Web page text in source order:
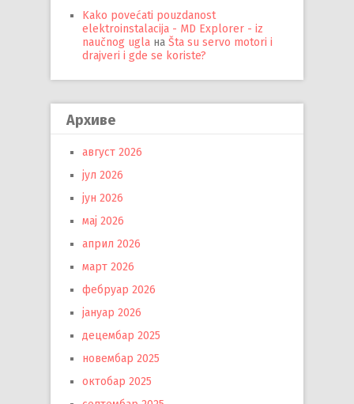
Kako povećati pouzdanost
elektroinstalacija - MD Explorer - iz
naučnog ugla на Šta su servo motori i
drajveri i gde se koriste?
Архиве
август 2026
јул 2026
јун 2026
мај 2026
април 2026
март 2026
фебруар 2026
јануар 2026
децембар 2025
новембар 2025
октобар 2025